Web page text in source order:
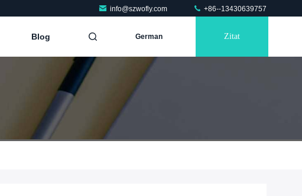
info@szwofly.com +86--13430639757
Blog German Zitat